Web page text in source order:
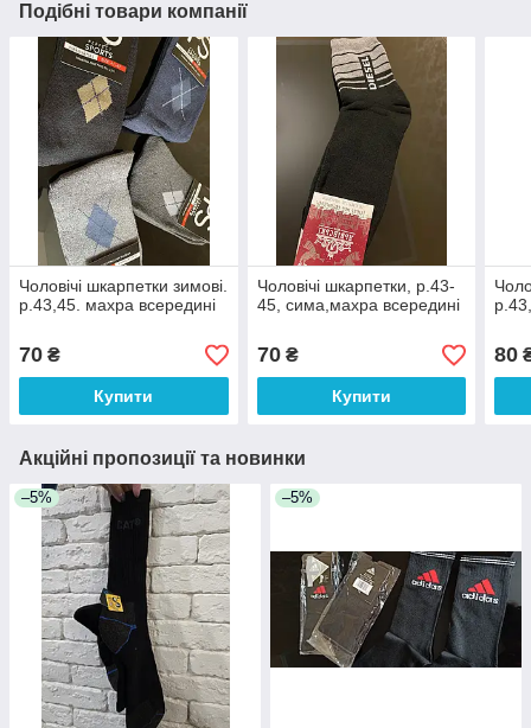
Подібні товари компанії
Чоловічі шкарпетки зимові.
р.43,45. махра всередині
70 ₴
Купити
Чоловічі шкарпетки, р.43-
45, сима,махра всередині
70₴
Купити
80
Акційні пропозиції та новинки
–5% –5%